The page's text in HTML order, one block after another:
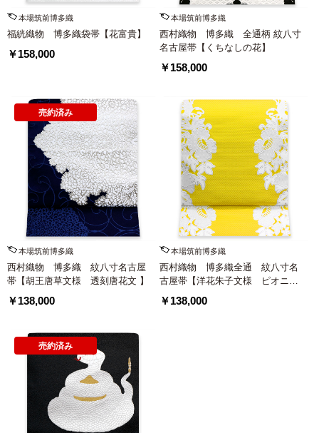
本場筑前博多織
福絖織物 博多織袋帯【花富貴】
￥158,000
本場筑前博多織
西村織物 博多織 全通柄 紋八寸
名古屋帯【くちなしの花】
￥158,000
本場筑前博多織
西村織物 博多織 紋八寸名古屋
帯【胡王唐草文様 透刻唐花文 】
￥138,000
売約済み
本場筑前博多織
西村織物 博多織全通 紋八寸名
古屋帯【洋花朱子文様 ピオニ
￥138,000
売約済み